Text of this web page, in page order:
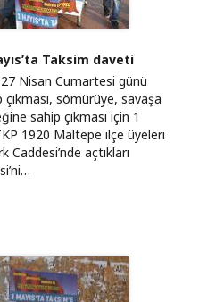
Taksim daveti
Nisan Cumartesi günü
çıkması, sömürüye, savaşa
sahip çıkması için 1
1920 Maltepe ilçe üyeleri
açtıkları